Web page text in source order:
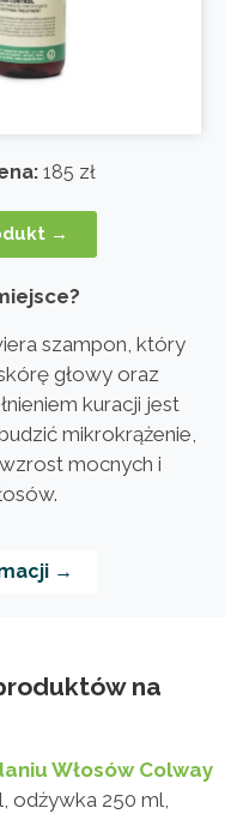
185 zł
→
szampon, który
głowy oraz
kuracji jest
mikrokrążenie,
mocnych i
→
na
Włosów Colway
odżywka 250 ml,